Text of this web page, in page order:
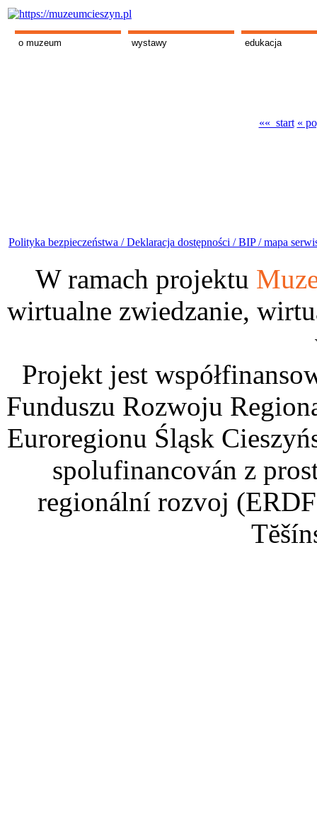
o muzeum wystawy edukacja
«« start «
Polityka bezpieczeństwa /Deklaracja dostępności /BIP /mapa
W ramach projektu
wirtualne zwiedzanie,
Projekt jest
Funduszu Rozwoju
Euroregionu Śląsk
spolufinancován z
regionální rozvoj